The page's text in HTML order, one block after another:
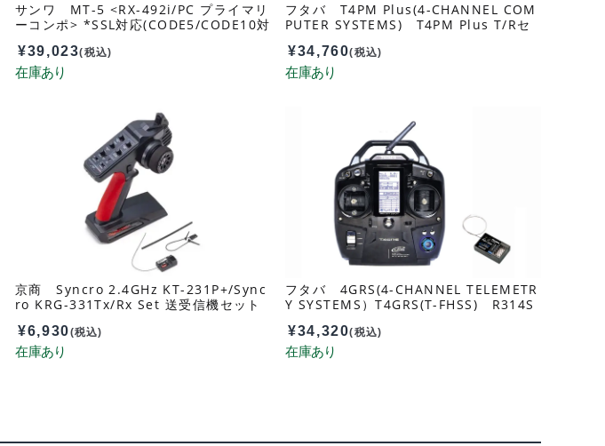
サンワ MT-5 <RX-492i/PC プライマリ
ーコンポ> *SSL対応(CODE5/CODE10対
¥39,023(税込)
フタバ T4PM Plus(4-CHANNEL COM
PUTER SYSTEMS) T4PM Plus T/Rセ
¥34,760(税込)
京商 Syncro 2.4GHz KT-231P+/Sync
ro KRG-331Tx/Rx Set 送受信機セット
¥6,930(税込)
フタバ 4GRS(4-CHANNEL TELEMETR
Y SYSTEMS）T4GRS(T-FHSS) R314S
¥34,320(税込)